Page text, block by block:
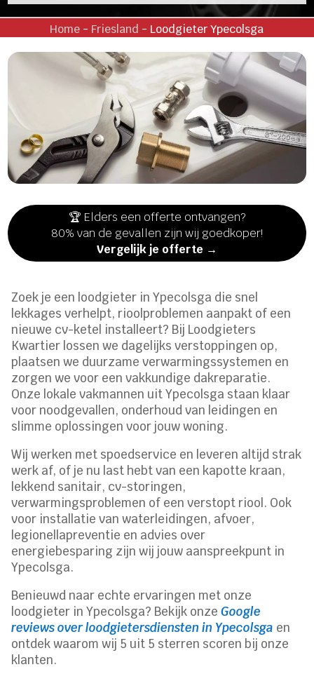
Home - Friesland - Loodgieter Ypecolsga
🏆 Elders een offerte ontvangen?
80% van de gevallen zijn wij goedkoper!
Vergelijk je offerte →
Zoek je een loodgieter in Ypecolsga die snel
lekkages verhelpt, rioolproblemen aanpakt of een
nieuwe cv-ketel installeert? Bij Loodgieters
Kwartier lossen we dagelijks verstoppingen op,
plaatsen we duurzame verwarmingssystemen en
zorgen we voor een vakkundige dakreparatie.
Onze lokale vakmannen uit Ypecolsga staan klaar
voor noodgevallen, onderhoud van leidingen en
slimme oplossingen voor jouw woning.
Wij werken met spoedservice en leveren altijd strak
werk af, of je nu last hebt van een kapotte kraan,
lekkend sanitair, cv-storingen,
verwarmingsproblemen of een verstopt riool. Ook
voor installatie van waterleidingen, afvoer,
legionellapreventie en advies over
energiebesparing zijn wij jouw aanspreekpunt in
Ypecolsga.
Benieuwd naar echte ervaringen met onze
loodgieter in Ypecolsga? Bekijk onzeGoogle
reviews over loodgietersdiensten in Ypecolsga en
ontdek waarom wij 5 uit 5 sterren scoren bij onze
klanten.